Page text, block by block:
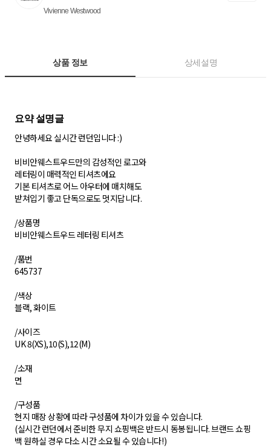
Vivienne Westwood
상품 정보 상세설명
요약 설명글
안녕하세요 실시간 런던입니다 :)
비비안웨스트우드만의 감성적인 로고와
레터링이 매력적인 티셔츠에요
기본 티셔츠로 어느 아우터에 매치해도
받쳐입기 좋고 단독으로도 멋지답니다.
/상품명
비비안웨스트우드 레터링 티셔츠
/품번
645737
/색상
블랙, 화이트
/사이즈
UK 8(XS),10(S),12(M)
/소재
면
/구성품
현지 매장 상황에 따라 구성품에 차이가 있을 수 있습니다.
(실시간 런던에서 준비한 무지 쇼핑백은 반드시 동봉됩니다. 브랜드 쇼핑
백 원하실 경우 다소 시간 소요될 수 있습니다!)